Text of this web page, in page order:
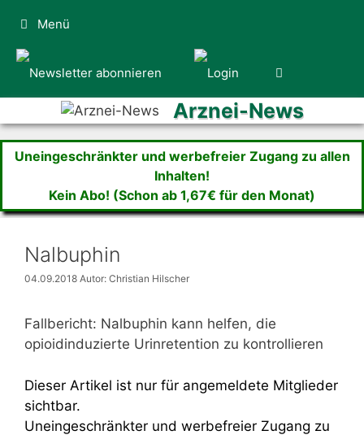
Inhalt
springen
Menü
Arznei-News
Uneingeschränkter und werbefreier Zugang zu allen
Inhalten!
Kein Abo! (Schon ab 1,67€ für den Monat)
Nalbuphin
04.09.2018 Autor: Christian Hilscher
Fallbericht: Nalbuphin kann helfen, die
opioidinduzierte Urinretention zu kontrollieren
Dieser Artikel ist nur für angemeldete Mitglieder
sichtbar.
Uneingeschränkter und werbefreier Zugang zu